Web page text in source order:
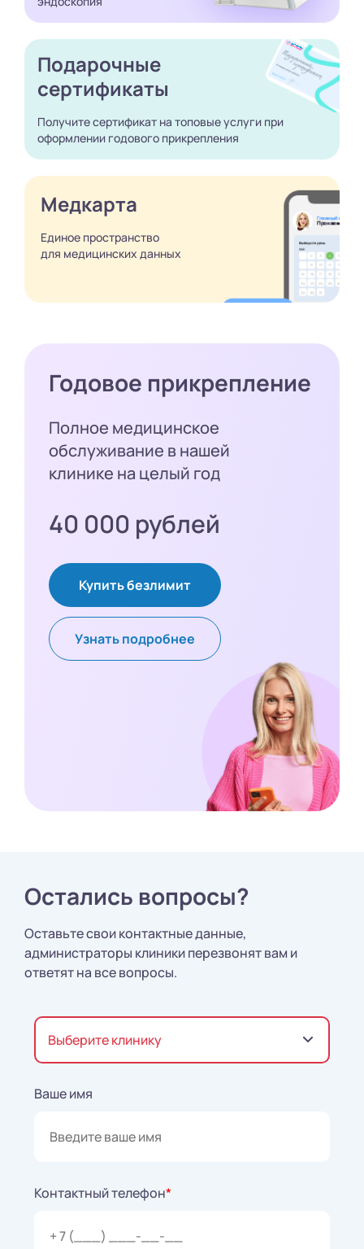
Подарочные
сертификаты
Получите сертификат на топовые услуги при
оформлении годового прикрепления
Медкарта
Единое пространство
для медицинских данных
Годовое прикрепление
Полное медицинское
обслуживание в нашей
клинике на целый год
40 000 рублей
Купить безлимит
Узнать подробнее
Остались вопросы?
Оставьте свои контактные данные,
администраторы клиники перезвонят вам и
ответят на все вопросы.
Выберите клинику
Ваше имя
Контактный телефон*